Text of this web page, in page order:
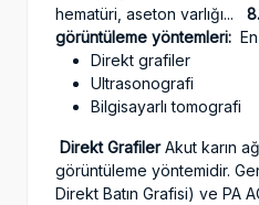
hematüri, aseton varlığı...
görüntüleme yöntemleri:
Direkt grafiler
Ultrasonografi
Bilgisayarlı tomografi
Direkt GrafilerAkut karın
görüntüleme yöntemidir.
Direkt Batın Grafisi) ve PA